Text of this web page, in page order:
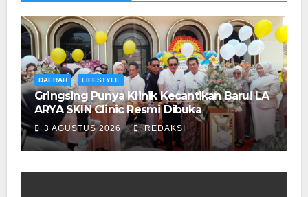
DAERAH LIFESTYLE
Gringsing Punya Klinik Kecantikan Baru! LA
ARYA SKIN Clinic Resmi Dibuka
3 AGUSTUS 2026 REDAKSI